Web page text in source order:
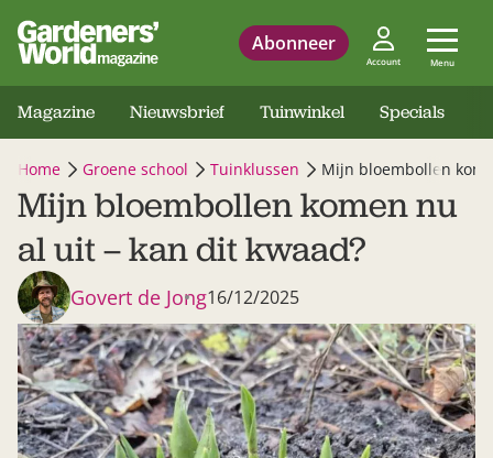
Abonneer
Account Menu
Magazine Nieuwsbrief Tuinwinkel Specials
Home Groene school Tuinklussen Mijn bloembollen
Mijn bloembollen komen nu
al uit – kan dit kwaad?
Govert de Jong16/12/2025